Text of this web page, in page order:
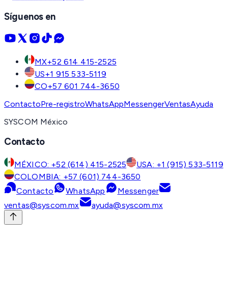
Síguenos en
MX+52 614 415-2525
US+1 915 533-5119
CO+57 601 744-3650
ContactoPre-registroWhatsAppMessengerVentasAyuda
SYSCOM México
Contacto
MÉXICO: +52 (614) 415-2525
USA: +1 (915) 533-5119
COLOMBIA: +57 (601) 744-3650
Contacto
WhatsApp
Messenger
ventas@syscom.mx
ayuda@syscom.mx